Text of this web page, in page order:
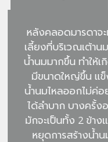
หลังคลอดมารดาจ
เลี้ยงที่บริเวณเต้าน
น้ำนมมากขึ้น ทำให้
มีขนาดใหญ่ขึ้น แ
น้ำนมไหลออกไม่ค่
ได้ลำบาก บางครั้ง
มักจะเป็นทั้ง 2 ข้าง
หยุดการสร้างน้ำน